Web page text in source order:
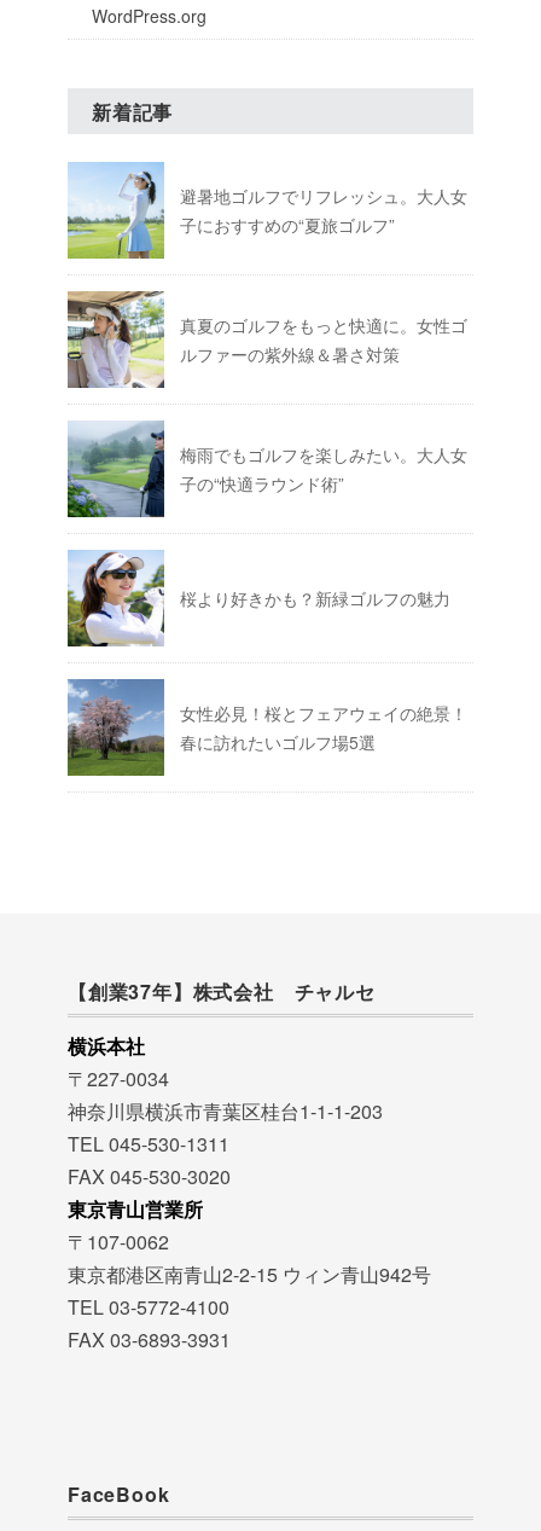
WordPress.org
新着記事
避暑地ゴルフでリフレッシュ。大人女
子におすすめの“夏旅ゴルフ”
真夏のゴルフをもっと快適に。女性ゴ
ルファーの紫外線＆暑さ対策
梅雨でもゴルフを楽しみたい。大人女
子の“快適ラウンド術”
桜より好きかも？新緑ゴルフの魅力
女性必見！桜とフェアウェイの絶景！
春に訪れたいゴルフ場5選
【創業37年】株式会社 チャルセ
横浜本社
〒227-0034
神奈川県横浜市青葉区桂台1-1-1-203
TEL 045-530-1311
FAX 045-530-3020
東京青山営業所
〒107-0062
東京都港区南青山2-2-15 ウィン青山942号
TEL 03-5772-4100
FAX 03-6893-3931
FaceBook